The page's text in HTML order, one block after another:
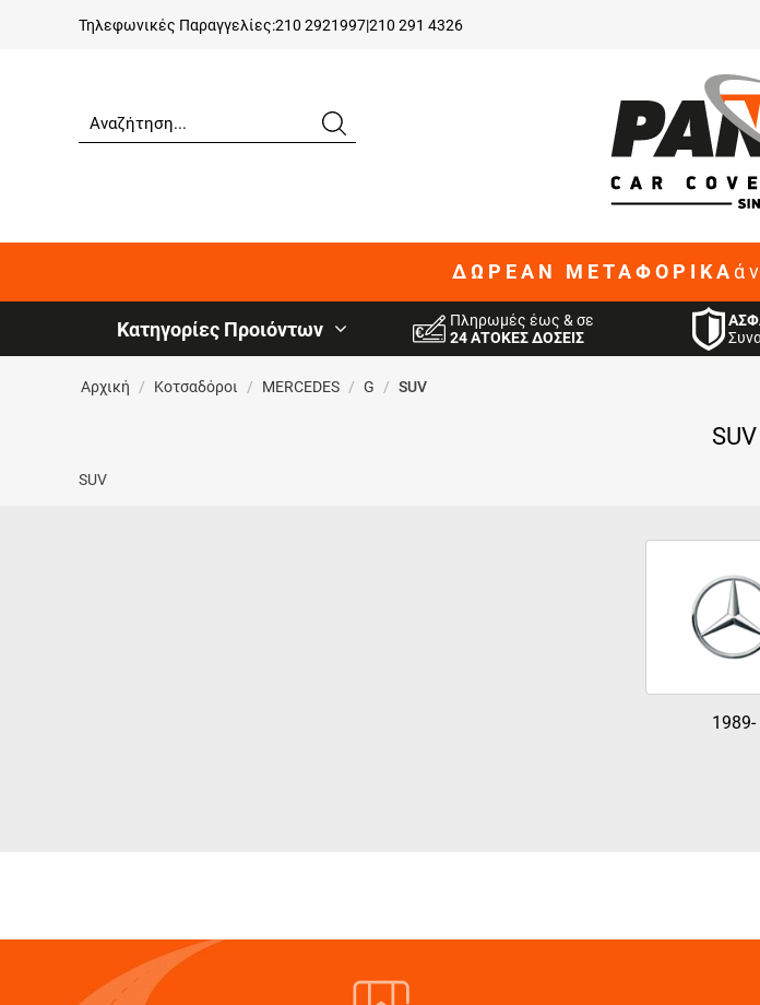
Τηλεφωνικές Παραγγελίες:210 2921997|210 291 4326
ΔΩΡΕΑΝ ΜΕΤΑΦΟΡΙΚΑ
Κατηγορίες Προιόντων
Πληρωμές έως & σε
24 ΑΤΟΚΕΣ ΔΟΣΕΙΣ
Αρχική / Κοτσαδόροι / MERCEDES / G / SUV
SUV
SUV
1989-